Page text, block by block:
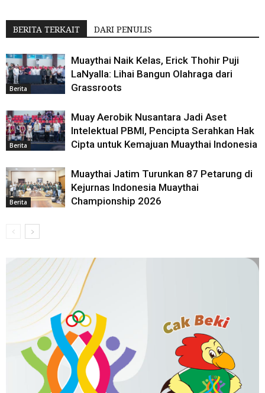
BERITA TERKAIT DARI PENULIS
Berita
Muaythai Naik Kelas, Erick Thohir Puji
LaNyalla: Lihai Bangun Olahraga dari
Grassroots
Berita
Muay Aerobik Nusantara Jadi Aset
Intelektual PBMI, Pencipta Serahkan Hak
Cipta untuk Kemajuan Muaythai Indonesia
Berita
Muaythai Jatim Turunkan 87 Petarung di
Kejurnas Indonesia Muaythai
Championship 2026